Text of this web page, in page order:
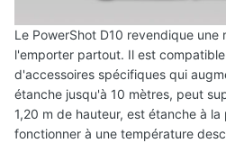
Le PowerShot D10 revendique
l'emporter partout. Il est
d'accessoires spécifiques qui
étanche jusqu'à 10 mètres, peut
1,20 m de hauteur, est étanche à
fonctionner à une température